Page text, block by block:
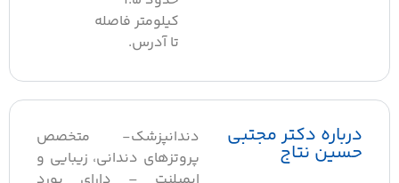
کیلومتر فاصله
تا آدرس.
درباره دکتر مجتبی
حسین نتاج
دندانپزشک- متخصص
پروتزهای دندانی، زیبایی و